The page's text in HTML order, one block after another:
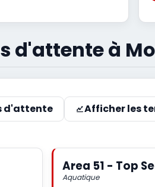
d'attente à
d'attente Afficher les
Area 51 - Top
Aquatique